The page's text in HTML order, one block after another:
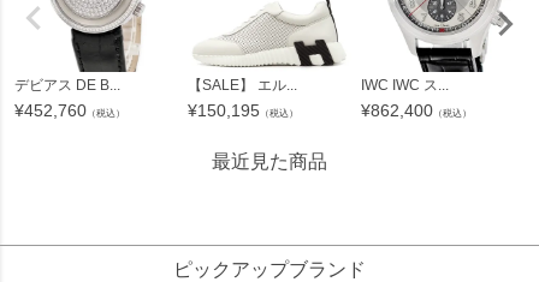
デビアス DE B...
¥452,760 （税込）
【SALE】 エル...
¥150,195 （税込）
IWC IWC ス...
¥862,400 （税込）
最近見た商品
ピックアップブランド